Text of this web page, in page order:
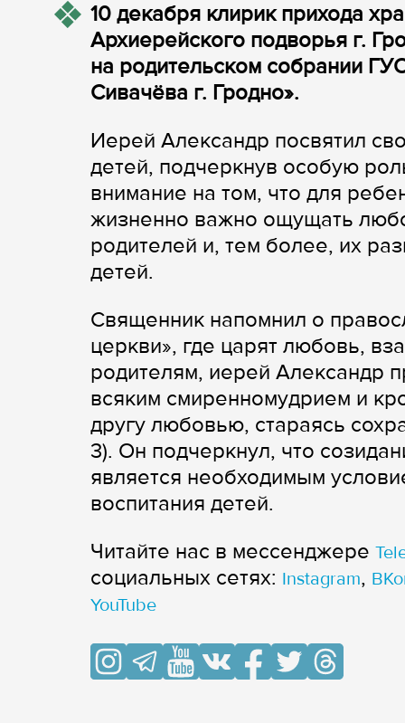
10 декабря клирик прихода
Архиерейского подворья г.
на родительском собрании
Сивачёва г. Гродно».
Иерей Александр посвятил
детей, подчеркнув особую
внимание на том, что для
жизненно важно ощущать
родителей и, тем более, их
детей.
Священник напомнил о
церкви», где царят любовь,
родителям, иерей Александр
всяким смиренномудрием и
другу любовью, стараясь
3). Он подчеркнул, что
является необходимым
воспитания детей.
Читайте нас в мессенджере
cоциальных сетях: Instagram,
YouTube